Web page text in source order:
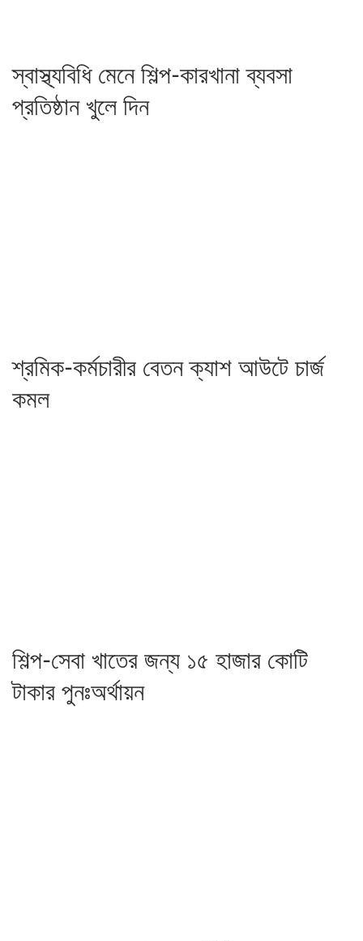
স্বাস্থ্যবিধি মেনে শিল্প-কারখানা ব্যবসা
প্রতিষ্ঠান খুলে দিন
শ্রমিক-কর্মচারীর বেতন ক্যাশ আউটে চার্জ
কমল
শিল্প-সেবা খাতের জন্য ১৫ হাজার কোটি
টাকার পুনঃঅর্থায়ন